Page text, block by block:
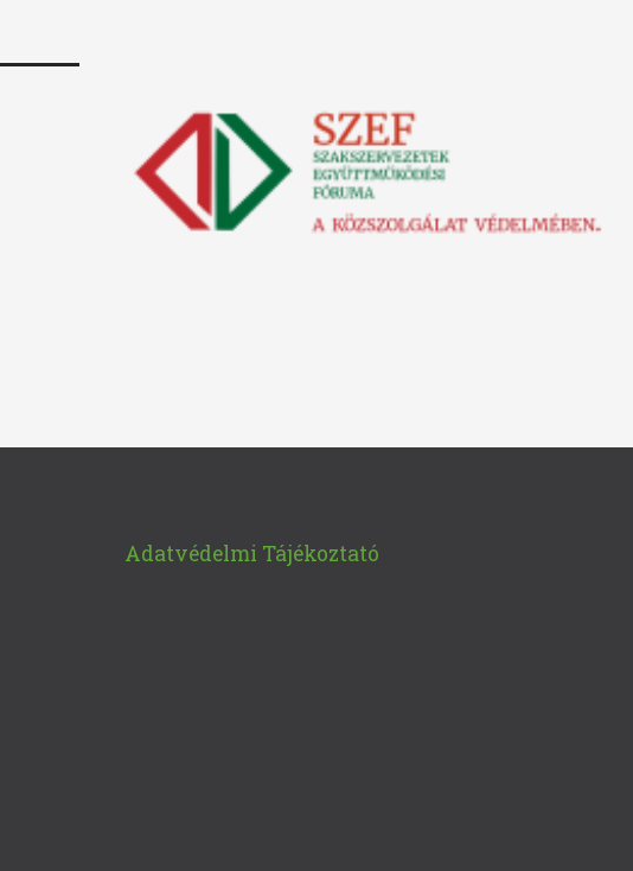
Adatvédelmi Tájékoztató